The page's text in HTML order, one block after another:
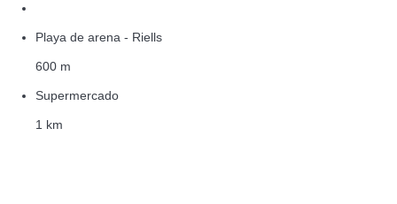
Playa de arena - Riells
600 m
Supermercado
1 km